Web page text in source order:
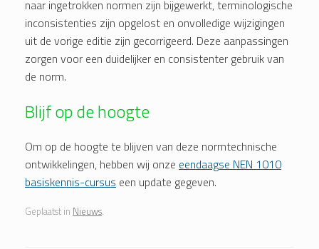
naar ingetrokken normen zijn bijgewerkt, terminologische
inconsistenties zijn opgelost en onvolledige wijzigingen
uit de vorige editie zijn gecorrigeerd. Deze aanpassingen
zorgen voor een duidelijker en consistenter gebruik van
de norm.
Blijf op de hoogte
Om op de hoogte te blijven van deze normtechnische
ontwikkelingen, hebben wij onze eendaagse NEN 1010
basiskennis-cursus een update gegeven.
Geplaatst in Nieuws.